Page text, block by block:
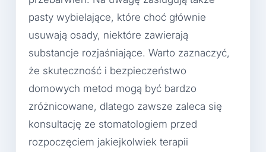
pasty wybielające, które choć głównie
usuwają osady, niektóre zawierają
substancje rozjaśniające. Warto zaznaczyć,
że skuteczność i bezpieczeństwo
domowych metod mogą być bardzo
zróżnicowane, dlatego zawsze zaleca się
konsultację ze stomatologiem przed
rozpoczęciem jakiejkolwiek terapii